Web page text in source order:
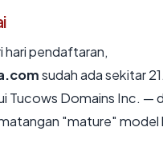
hari pendaftaran,
sudah ada sekitar
Tucows Domains Inc. —
"mature" model